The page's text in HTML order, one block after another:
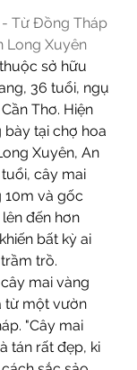
- Từ Đồng Tháp
Long Xuyên
sở hữu
36 tuổi, ngụ
Thơ. Hiện
tại chợ hoa
Xuyên, An
tuổi, cây mai
10m và gốc
đến hơn
bất kỳ ai
trồ.
mai vàng
từ một vườn
"Cây mai
tán rất đẹp, ki